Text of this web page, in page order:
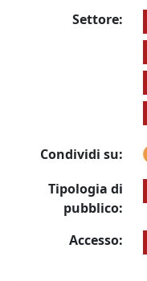
Settore:
Condividi su:
Tipologia di
pubblico:
Accesso: